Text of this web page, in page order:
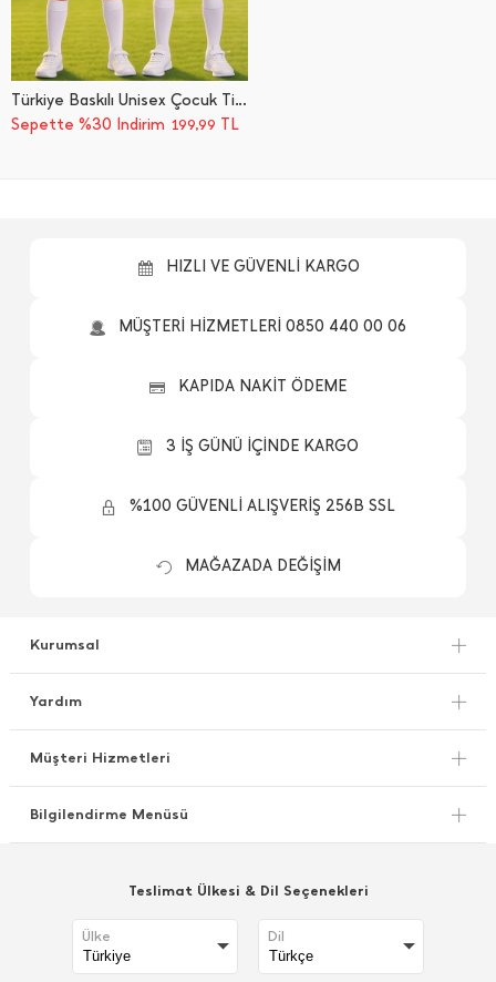
Türkiye Baskılı Unisex Çocuk Tişört
Sepette %30 İndirim 199,99 TL
HIZLI VE GÜVENLİ KARGO
MÜŞTERİ HİZMETLERİ 0850 440 00 06
KAPIDA NAKİT ÖDEME
3 İŞ GÜNÜ İÇİNDE KARGO
%100 GÜVENLİ ALIŞVERİŞ 256B SSL
MAĞAZADA DEĞİŞİM
Kurumsal
Yardım
Müşteri Hizmetleri
Bilgilendirme Menüsü
Teslimat Ülkesi & Dil Seçenekleri
Ülke Dil